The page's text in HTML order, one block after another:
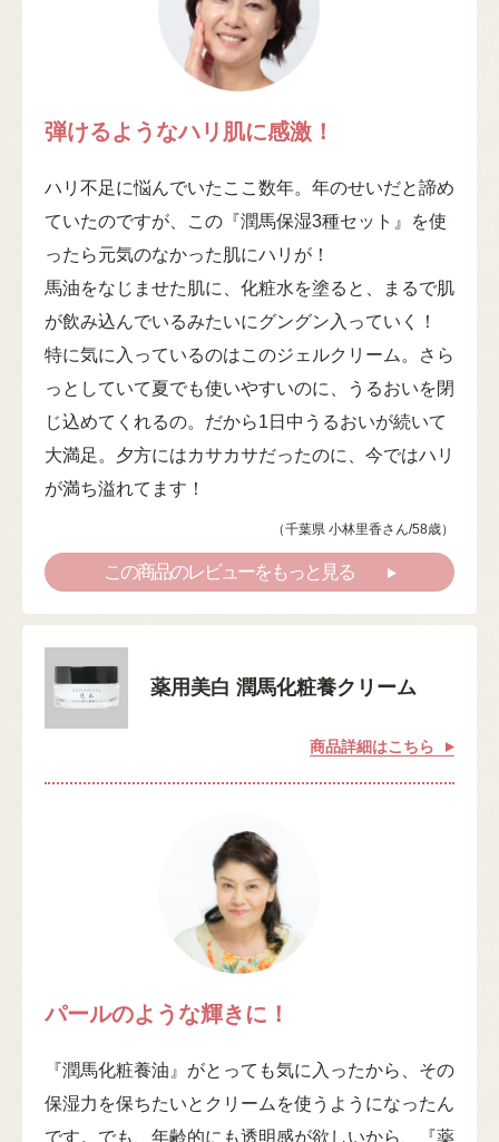
弾けるようなハリ肌に感激！
ハリ不足に悩んでいたここ数年。年のせいだと諦め
ていたのですが、この『潤馬保湿3種セット』を使
ったら元気のなかった肌にハリが！
馬油をなじませた肌に、化粧水を塗ると、まるで肌
が飲み込んでいるみたいにグングン入っていく！
特に気に入っているのはこのジェルクリーム。さら
っとしていて夏でも使いやすいのに、うるおいを閉
じ込めてくれるの。だから1日中うるおいが続いて
大満足。夕方にはカサカサだったのに、今ではハリ
が満ち溢れてます！
（千葉県 小林里香さん/58歳）
この商品のレビューをもっと見る
薬用美白 潤馬化粧養クリーム
商品詳細はこちら
パールのような輝きに！
『潤馬化粧養油』がとっても気に入ったから、その
保湿力を保ちたいとクリームを使うようになったん
です。でも、年齢的にも透明感が欲しいから、『薬